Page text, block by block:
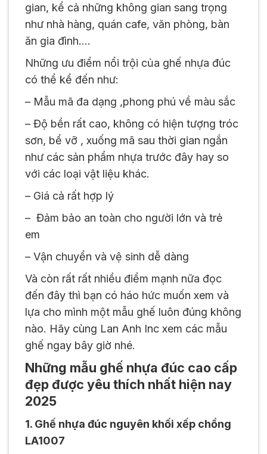
gian, kể cả những không gian sang trọng
như nhà hàng, quán cafe, văn phòng, bàn
ăn gia đình….
Những ưu điểm nổi trội của ghế nhựa đúc
có thể kể đến như:
– Mẫu mã đa dạng ,phong phú về màu sắc
– Độ bền rất cao, không có hiện tượng tróc
sơn, bể vỡ , xuống mã sau thời gian ngắn
như các sản phẩm nhựa trước đây hay so
với các loại vật liệu khác.
– Giá cả rất hợp lý
– Đảm bảo an toàn cho người lớn và trẻ
em
– Vận chuyển và vệ sinh dễ dàng
Và còn rất rất nhiều điểm mạnh nữa đọc
đến đây thì bạn có háo hức muốn xem và
lựa cho mình một mẫu ghế luôn đúng không
nào. Hãy cùng Lan Anh Inc xem các mẫu
ghế ngay bây giờ nhé.
Những mẫu ghế nhựa đúc cao cấp
đẹp được yêu thích nhất hiện nay
2025
1. Ghế nhựa đúc nguyên khối xếp chồng
LA1007